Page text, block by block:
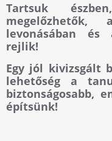
Tartsuk
levonásában és
rejlik!
Egy jól kivizsgált
lehetőség a
biztonságosabb,
építsünk!